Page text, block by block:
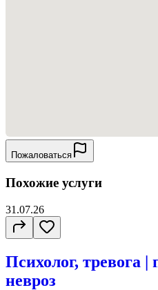
Пожаловаться
Похожие услуги
31.07.26
Психолог, тревога |
невроз